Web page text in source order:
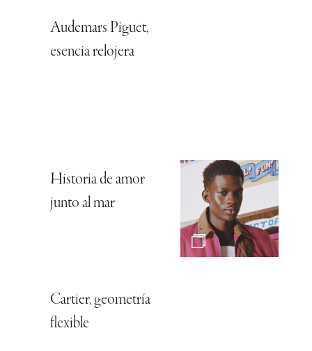
Audemars Piguet,
esencia relojera
Historia de amor
junto al mar
Cartier, geometría
flexible